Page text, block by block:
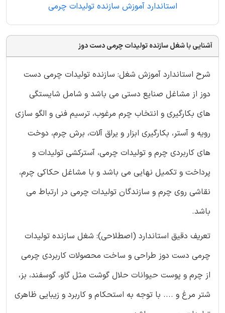
استاندارد آموزش سازنده تولیدات چرمی
آشنایی با شغل سازنده تولیدات چرمی دست دوز
شرح استاندارد آموزش شغل: سازنده تولیدات چرمی دست
دوز از مشاغل صنایع دستی می باشد و شامل شایستگی
های بکارگیری و انتخاب چرم مرغوب، ترسیم فنی و الگو سازی
رویه و آستر، بکارگیری ابزار و یراق آلات، برش چرم، دوخت
های کاربردی چرم و تولیدات چرمی، آسترکشی تولیدات و
پرداخت و تکمیل نهایی می باشد و با مشاغل حکاکی چرم،
نقاشی روی چرم و سازندگان تولیدات چرمی در ارتباط می
باشد.
تعریف دقیق استاندارد (اصطلاحی): شغل سازنده تولیدات
چرمی دست دوز طراحی و ساخت محصولات کاربردی چرمی
از چرم و پوست حیوانات حلال گوشت مثل گاو، گوسفند، بز،
شتر مرغ و .... با توجه به استحکام و کاربرد و زیبایی ظاهری